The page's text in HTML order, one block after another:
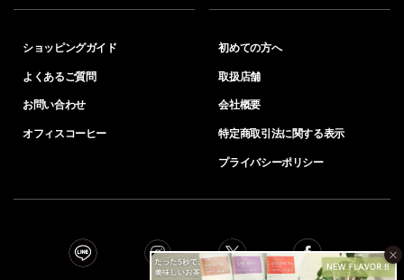
×
ショッピングガイド
よくあるご質問
お問い合わせ
オフィスコーヒー
初めての方へ
取扱店舗
会社概要
特定商取引法に関する表示
プライバシーポリシー